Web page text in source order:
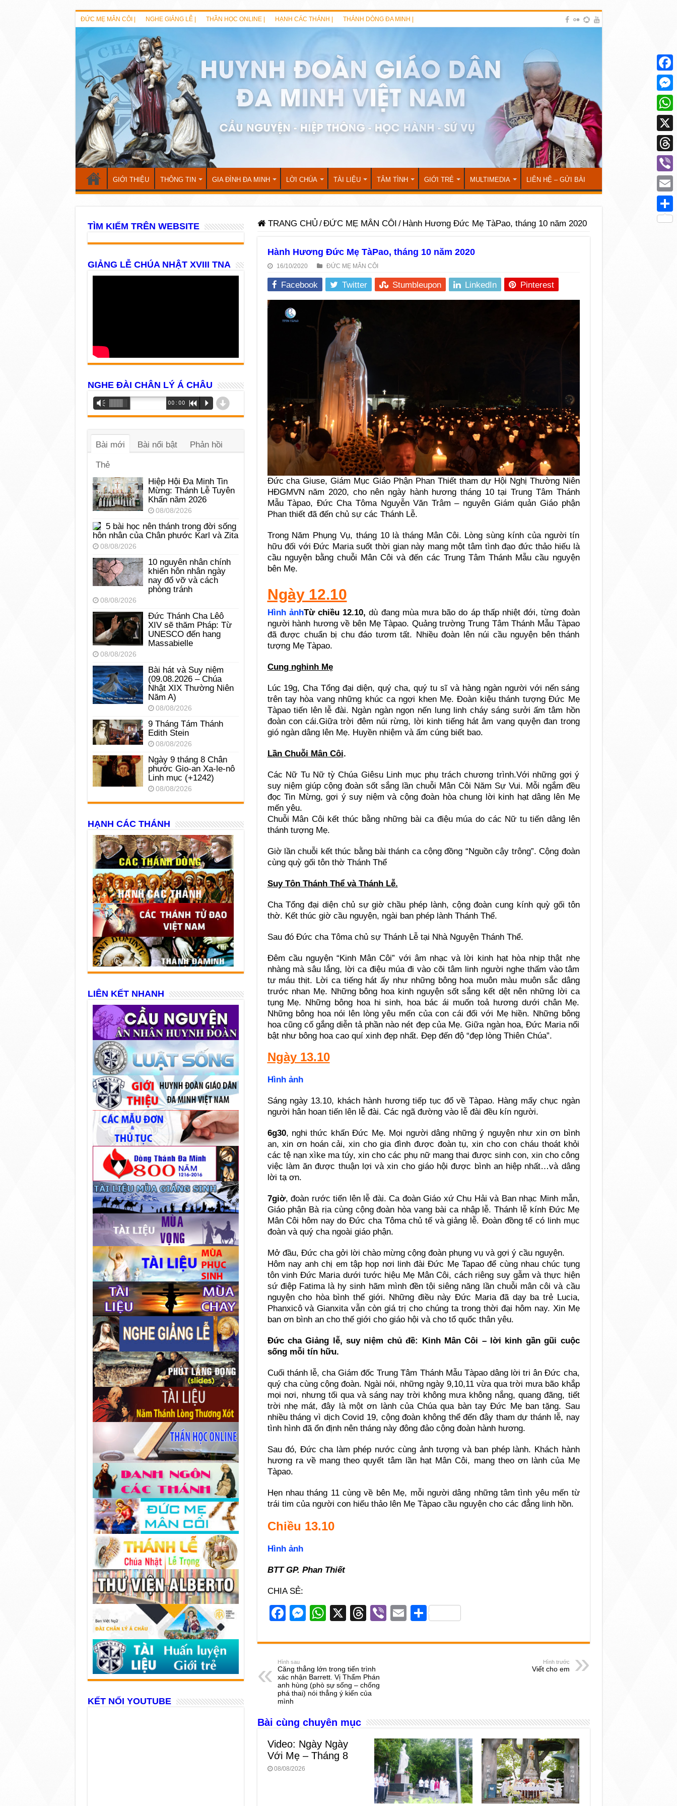
ĐỨC MẸ MÂN CÔI | NGHE GIẢNG LỄ | THẦN HỌC ONLINE | HẠNH CÁC THÁNH | THÁNH DÒNG ĐA MINH |
GIỚI THIỆU THÔNG TIN GIA ĐÌNH ĐA MINH LỜI CHÚA TÀI LIỆU TÂM TÌNH GIỚI TRẺ MULTIMEDIA LIÊN HỆ – GỬI BÀI
TRANG CHỦ /ĐỨC MẸ MÂN CÔI / Hành Hương Đức Mẹ TàPao, tháng 10 năm 2020
Hành Hương Đức Mẹ TàPao, tháng 10 năm 2020
16/10/2020 ĐỨC MẸ MÂN CÔI
Facebook Twitter Stumbleupon LinkedIn Pinterest
Đức cha Giuse, Giám Mục Giáo Phận Phan Thiết tham dự Hội Nghị Thường Niên
HĐGMVN năm 2020, cho nên ngày hành hương tháng 10 tại Trung Tâm Thánh
Mẫu Tàpao, Đức Cha Tôma Nguyễn Văn Trâm – nguyên Giám quản Giáo phận
Phan thiết đã đến chủ sự các Thánh Lễ.
Trong Năm Phụng Vụ, tháng 10 là tháng Mân Côi. Lòng sùng kính của người tín
hữu đối với Đức Maria suốt thời gian này mang một tâm tình đạo đức thảo hiếu là
cầu nguyện bằng chuỗi Mân Côi và đến các Trung Tâm Thánh Mẫu cầu nguyện
bên Mẹ.
Ngày 12.10
Hình ảnhTừ chiều 12.10, dù đang mùa mưa bão do áp thấp nhiệt đới, từng đoàn
người hành hương về bên Mẹ Tàpao. Quảng trường Trung Tâm Thánh Mẫu Tàpao
đã được chuẩn bị chu đáo tươm tất. Nhiều đoàn lên núi cầu nguyện bên thánh
tượng Mẹ Tàpao.
Cung nghinh Mẹ
Lúc 19g, Cha Tổng đại diện, quý cha, quý tu sĩ và hàng ngàn người với nến sáng
trên tay hòa vang những khúc ca ngợi khen Mẹ. Đoàn kiệu thánh tượng Đức Mẹ
Tàpao tiến lên lễ đài. Ngàn ngàn ngọn nến lung linh cháy sáng sưởi ấm tâm hồn
đoàn con cái.Giữa trời đêm núi rừng, lời kinh tiếng hát âm vang quyện đan trong
gió ngàn dâng lên Mẹ. Huyền nhiệm và ấm cúng biết bao.
Lần Chuỗi Mân Côi.
Các Nữ Tu Nữ tỳ Chúa Giêsu Linh mục phụ trách chương trình.Với những gợi ý
suy niệm giúp cộng đoàn sốt sắng lần chuỗi Mân Côi Năm Sự Vui. Mỗi ngắm đều
đọc Tin Mừng, gợi ý suy niệm và cộng đoàn hòa chung lời kinh hạt dâng lên Mẹ
mến yêu.
Chuỗi Mân Côi kết thúc bằng những bài ca điệu múa do các Nữ tu tiến dâng lên
thánh tượng Mẹ.
Giờ lần chuỗi kết thúc bằng bài thánh ca cộng đồng “Nguồn cậy trông”. Cộng đoàn
cùng quỳ gối tôn thờ Thánh Thể
Suy Tôn Thánh Thể và Thánh Lễ.
Cha Tổng đại diện chủ sự giờ chầu phép lành, cộng đoàn cung kính quỳ gối tôn
thờ. Kết thúc giờ cầu nguyện, ngài ban phép lành Thánh Thể.
Sau đó Đức cha Tôma chủ sự Thánh Lễ tại Nhà Nguyện Thánh Thể.
Đêm cầu nguyện “Kinh Mân Côi” với âm nhạc và lời kinh hạt hòa nhịp thật nhẹ
nhàng mà sâu lắng, lời ca điệu múa đi vào cõi tâm linh người nghe thấm vào tâm
tư máu thịt. Lời ca tiếng hát ấy như những bông hoa muôn màu muôn sắc dâng
trước nhan Mẹ. Những bông hoa kinh nguyện sốt sắng kết dệt nên những lời ca
tụng Mẹ. Những bông hoa hi sinh, hoa bác ái muốn toả hương dưới chân Mẹ.
Những bông hoa nói lên lòng yêu mến của con cái đối với Mẹ hiền. Những bông
hoa cũng cố gắng diễn tả phần nào nét đẹp của Mẹ. Giữa ngàn hoa, Đức Maria nổi
bật như bông hoa cao quí xinh đẹp nhất. Đẹp đến độ “đẹp lòng Thiên Chúa”.
Ngày 13.10
Hình ảnh
Sáng ngày 13.10, khách hành hương tiếp tục đổ về Tàpao. Hàng mấy chục ngàn
người hân hoan tiến lên lễ đài. Các ngã đường vào lễ đài đều kín người.
6g30, nghi thức khấn Đức Mẹ. Mọi người dâng những ý nguyện như xin ơn bình
an, xin ơn hoán cải, xin cho gia đình được đoàn tụ, xin cho con cháu thoát khỏi
các tệ nạn xìke ma túy, xin cho các phụ nữ mang thai được sinh con, xin cho công
việc làm ăn được thuận lợi và xin cho giáo hội được bình an hiệp nhất…và dâng
lời tạ ơn.
7giờ, đoàn rước tiến lên lễ đài. Ca đoàn Giáo xứ Chu Hải và Ban nhạc Minh mẫn,
Giáo phận Bà rịa cùng cộng đoàn hòa vang bài ca nhập lễ. Thánh lễ kính Đức Mẹ
Mân Côi hôm nay do Đức cha Tôma chủ tế và giảng lễ. Đoàn đồng tế có linh mục
đoàn và quý cha ngoài giáo phận.
Mở đầu, Đức cha gởi lời chào mừng cộng đoàn phụng vụ và gợi ý cầu nguyện.
Hôm nay anh chị em tập họp nơi linh đài Đức Mẹ Tapao để cùng nhau chúc tụng
tôn vinh Đức Maria dưới tước hiệu Mẹ Mân Côi, cách riêng suy gẫm và thực hiện
sứ điệp Fatima là hy sinh hãm mình đền tội siêng năng lần chuỗi mân côi và cầu
nguyện cho hòa bình thế giới. Những điều này Đức Maria đã dạy ba trẻ Lucia,
Phanxicô và Gianxita vẫn còn giá trị cho chúng ta trong thời đại hôm nay. Xin Mẹ
ban ơn bình an cho thế giới cho giáo hội và cho tổ quốc thân yêu.
Đức cha Giảng lễ, suy niệm chủ đề: Kinh Mân Côi – lời kinh gần gũi cuộc
sống mỗi tín hữu.
Cuối thánh lễ, cha Giám đốc Trung Tâm Thánh Mẫu Tàpao dâng lời tri ân Đức cha,
quý cha cùng cộng đoàn. Ngài nói, những ngày 9,10,11 vừa qua trời mưa bão khắp
mọi nơi, nhưng tối qua và sáng nay trời không mưa không nắng, quang đãng, tiết
trời nhẹ mát, đây là một ơn lành của Chúa qua bàn tay Đức Mẹ ban tặng. Sau
nhiều tháng vì dịch Covid 19, cộng đoàn không thể đến đây tham dự thánh lễ, nay
tình hình đã ổn định nên tháng này đông đảo cộng đoàn hành hương.
Sau đó, Đức cha làm phép nước cùng ảnh tượng và ban phép lành. Khách hành
hương ra về mang theo quyết tâm lần hạt Mân Côi, mang theo ơn lành của Mẹ
Tàpao.
Hẹn nhau tháng 11 cùng về bên Mẹ, mỗi người dâng những tâm tình yêu mến từ
trái tim của người con hiếu thảo lên Mẹ Tàpao cầu nguyện cho các đẳng linh hồn.
Chiều 13.10
Hình ảnh
BTT GP. Phan Thiết
CHIA SẺ:
F
c
e
b
o
o
k
M
ss
e
n
g
W
at
A
p
X
T
e
d
s
Vi
er
E
ail
S
ar
Hình sau
Căng thẳng lớn trong tiến trình
xác nhận Barrett. Vị Thẩm Phán
anh hùng (phò sự sống – chống
phá thai) nói thẳng ý kiến của
mình
Hình trước
Viết cho em
Bài cùng chuyên mục
Video: Ngày Ngày
Với Mẹ – Tháng 8
08/08/2026
TÌM KIẾM TRÊN WEBSITE
GIẢNG LỄ CHÚA NHẬT XVIII TNA
NGHE ĐÀI CHÂN LÝ Á CHÂU
Trình
phát
âm
Vm 00:00 R P d
Bài mới Bài nổi bật Phản hồi
Thẻ
Hiệp Hội Đa Minh Tin
Mừng: Thánh Lễ Tuyên
Khấn năm 2026
08/08/2026
5 bài học nên thánh trong đời sống
hôn nhân của Chân phước Karl và Zita
08/08/2026
10 nguyên nhân chính
khiến hôn nhân ngày
nay đổ vỡ và cách
phòng tránh
08/08/2026
Đức Thánh Cha Lêô
XIV sẽ thăm Pháp: Từ
UNESCO đến hang
Massabielle
08/08/2026
Bài hát và Suy niệm
(09.08.2026 – Chúa
Nhật XIX Thường Niên
Năm A)
08/08/2026
9 Tháng Tám Thánh
Edith Stein
08/08/2026
Ngày 9 tháng 8 Chân
phước Gio-an Xa-le-nô
Linh mục (+1242)
08/08/2026
HẠNH CÁC THÁNH
LIÊN KẾT NHANH
KẾT NỐI YOUTUBE
X
Viber